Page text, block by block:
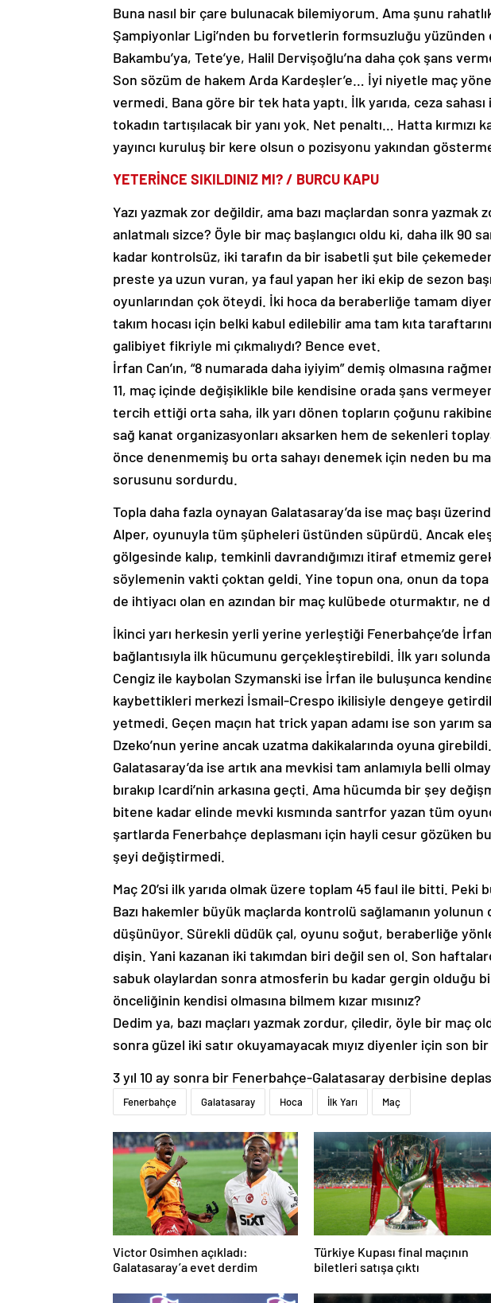
Buna nasıl bir çare bulunacak bilemiyorum. Ama şunu
Şampiyonlar Ligi’nden bu forvetlerin formsuzluğu yüzünden
Bakambu’ya, Tete’ye, Halil Dervişoğlu’na daha çok şans
Son sözüm de hakem Arda Kardeşler’e… İyi niyetle maç
vermedi. Bana göre bir tek hata yaptı. İlk yarıda, ceza sahası
tokadın tartışılacak bir yanı yok. Net penaltı… Hatta kırmızı
yayıncı kuruluş bir kere olsun o pozisyonu yakından
YETERİNCE SIKILDINIZ MI? / BURCU KAPU
Yazı yazmak zor değildir, ama bazı maçlardan sonra yazmak
anlatmalı sizce? Öyle bir maç başlangıcı oldu ki, daha ilk 90
kadar kontrolsüz, iki tarafın da bir isabetli şut bile
preste ya uzun vuran, ya faul yapan her iki ekip de sezon
oyunlarından çok öteydi. İki hoca da beraberliğe tamam
takım hocası için belki kabul edilebilir ama tam kıta
galibiyet fikriyle mi çıkmalıydı? Bence evet.
İrfan Can’ın, “8 numarada daha iyiyim” demiş olmasına
11, maç içinde değişiklikle bile kendisine orada şans
tercih ettiği orta saha, ilk yarı dönen topların çoğunu rakibine
sağ kanat organizasyonları aksarken hem de sekenleri
önce denenmemiş bu orta sahayı denemek için neden bu
sorusunu sordurdu.
Topla daha fazla oynayan Galatasaray’da ise maç başı
Alper, oyunuyla tüm şüpheleri üstünden süpürdü. Ancak
gölgesinde kalıp, temkinli davrandığımızı itiraf etmemiz
söylemenin vakti çoktan geldi. Yine topun ona, onun da topa
de ihtiyacı olan en azından bir maç kulübede oturmaktır, ne
İkinci yarı herkesin yerli yerine yerleştiği Fenerbahçe’de
bağlantısıyla ilk hücumunu gerçekleştirebildi. İlk yarı
Cengiz ile kaybolan Szymanski ise İrfan ile buluşunca
kaybettikleri merkezi İsmail-Crespo ikilisiyle dengeye
yetmedi. Geçen maçın hat trick yapan adamı ise son yarım
Dzeko’nun yerine ancak uzatma dakikalarında oyuna girebildi.
Galatasaray’da ise artık ana mevkisi tam anlamıyla belli
bırakıp Icardi’nin arkasına geçti. Ama hücumda bir şey
bitene kadar elinde mevki kısmında santrfor yazan tüm
şartlarda Fenerbahçe deplasmanı için hayli cesur gözüken
şeyi değiştirmedi.
Maç 20’si ilk yarıda olmak üzere toplam 45 faul ile bitti. Peki
Bazı hakemler büyük maçlarda kontrolü sağlamanın
düşünüyor. Sürekli düdük çal, oyunu soğut, beraberliğe
dişin. Yani kazanan iki takımdan biri değil sen ol. Son
sabuk olaylardan sonra atmosferin bu kadar gergin olduğu
önceliğinin kendisi olmasına bilmem kızar mısınız?
Dedim ya, bazı maçları yazmak zordur, çiledir, öyle bir maç
sonra güzel iki satır okuyamayacak mıyız diyenler için son
3 yıl 10 ay sonra bir Fenerbahçe-Galatasaray derbisine
Fenerbahçe Galatasaray Hoca İlk Yarı Maç
Victor Osimhen açıkladı:
Galatasaray’a evet derdim
Türkiye Kupası final maçının
biletleri satışa çıktı